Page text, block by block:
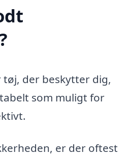
der beskytter dig,
som muligt for
er der oftest